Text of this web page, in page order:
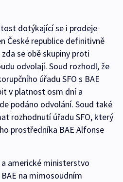
dotýkající se i prodeje
České republice definitivně
se obě skupiny proti
odvolají. Soud rozhodl, že
úřadu SFO s BAE
v platnost osm dní a
podáno odvolání. Soud také
rozhodnutí úřadu SFO, který
prostředníka BAE Alfonse
a americké ministerstvo
na mimosoudním